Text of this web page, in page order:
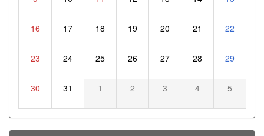
16 17 18 19 20 21 22
23 24 25 26 27 28 29
30 31 1 2 3 4 5